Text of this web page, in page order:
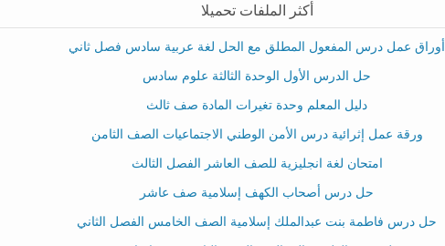
أكثر الملفات تحميلا
أوراق عمل درس المفعول المطلق مع الحل لغة عربية سادس فصل ثاني
حل الدرس الأول الوحدة الثالثة علوم سادس
دليل المعلم وحدة تغيرات المادة صف ثالث
ورقة عمل إثرائية درس الأمن الوطني الاجتماعيات الصف الثامن
امتحان لغة انجليزية للصف العاشر الفصل الثالث
حل درس أصحاب الكهف إسلامية صف عاشر
حل درس فاطمة بنت عبدالملك إسلامية الصف الخامس الفصل الثاني